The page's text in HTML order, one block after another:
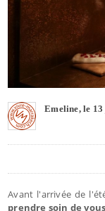
Emeline, le
Avant l'arrivée de
prendre soin de